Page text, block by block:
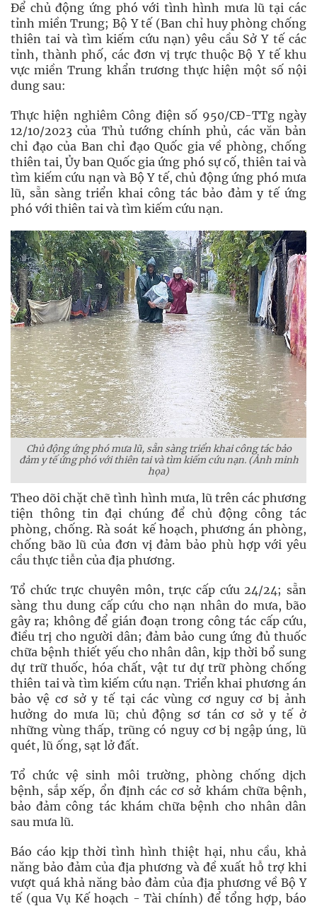
Để chủ động ứng phó với tình hình mưa lũ tại các
tỉnh miền Trung; Bộ Y tế (Ban chỉ huy phòng chống
thiên tai và tìm kiếm cứu nạn) yêu cầu Sở Y tế các
tỉnh, thành phố, các đơn vị trực thuộc Bộ Y tế khu
vực miền Trung khẩn trương thực hiện một số nội
dung sau:
Thực hiện nghiêm Công điện số 950/CĐ-TTg ngày
12/10/2023 của Thủ tướng chính phủ, các văn bản
chỉ đạo của Ban chỉ đạo Quốc gia về phòng, chống
thiên tai, Ủy ban Quốc gia ứng phó sự cố, thiên tai và
tìm kiếm cứu nạn và Bộ Y tế, chủ động ứng phó mưa
lũ, sẵn sàng triển khai công tác bảo đảm y tế ứng
phó với thiên tai và tìm kiếm cứu nạn.
Chủ động ứng phó mưa lũ, sẵn sàng triển khai công tác bảo
đảm y tế ứng phó với thiên tai và tìm kiếm cứu nạn. (Ảnh minh
họa)
Theo dõi chặt chẽ tình hình mưa, lũ trên các phương
tiện thông tin đại chúng để chủ động công tác
phòng, chống. Rà soát kế hoạch, phương án phòng,
chống bão lũ của đơn vị đảm bảo phù hợp với yêu
cầu thực tiễn của địa phương.
Tổ chức trực chuyên môn, trực cấp cứu 24/24; sẵn
sàng thu dung cấp cứu cho nạn nhân do mưa, bão
gây ra; không để gián đoạn trong công tác cấp cứu,
điều trị cho người dân; đảm bảo cung ứng đủ thuốc
chữa bệnh thiết yếu cho nhân dân, kịp thời bổ sung
dự trữ thuốc, hóa chất, vật tư dự trữ phòng chống
thiên tai và tìm kiếm cứu nạn. Triển khai phương án
bảo vệ cơ sở y tế tại các vùng cơ nguy cơ bị ảnh
hưởng do mưa lũ; chủ động sơ tán cơ sở y tế ở
những vùng thấp, trũng có nguy cơ bị ngập úng, lũ
quét, lũ ống, sạt lở đất.
Tổ chức vệ sinh môi trường, phòng chống dịch
bệnh, sắp xếp, ổn định các cơ sở khám chữa bệnh,
bảo đảm công tác khám chữa bệnh cho nhân dân
sau mưa lũ.
Báo cáo kịp thời tình hình thiệt hại, nhu cầu, khả
năng bảo đảm của địa phương và đề xuất hỗ trợ khi
vượt quá khả năng bảo đảm của địa phương về Bộ Y
tế (qua Vụ Kế hoạch - Tài chính) để tổng hợp, báo